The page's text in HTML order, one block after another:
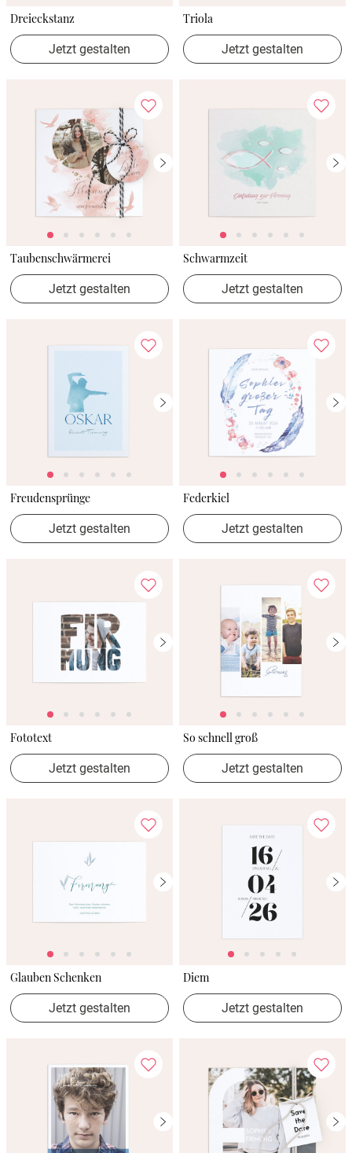
Dreieckstanz
Jetzt gestalten
Triola
Jetzt gestalten
Taubenschwärmerei
Jetzt gestalten
Schwarmzeit
Jetzt gestalten
Freudensprünge
Jetzt gestalten
Federkiel
Jetzt gestalten
Fototext
Jetzt gestalten
So schnell groß
Jetzt gestalten
Glauben Schenken
Jetzt gestalten
Diem
Jetzt gestalten